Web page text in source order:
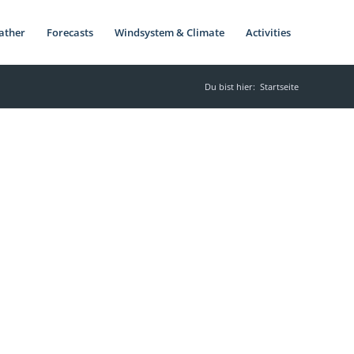
Forecasts Windsystem & Climate Activities
Du bist hier: Startseite